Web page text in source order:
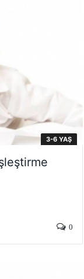
3-6 YAŞ
0